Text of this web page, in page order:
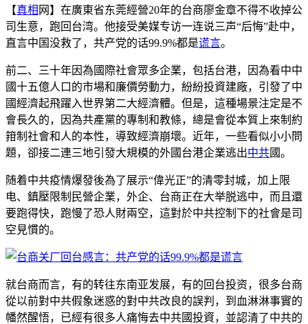
【真相 网】在廣東省东莞經營20年的台商廖金章不得不收掉公
司生意，跑回台湾。他接受美媒专访一连说三声“后悔”赴中，
直言中国没救了，共产党的话99.9%都是谎言。
前二、三十年因為國際社會眾多企業，包括台港，因為看中中
國十五億人口的市場和廉價勞動力，紛紛投資建廠，引發了中
國經濟起飛躍入世界第二大經濟體。但是，這種場景注定是不
會長久的，因為共產黨的專制和教條，總是會從本質上來制約
箝制社會和人的本性，導致經濟崩壞。近年，一些看似小小問
題，卻接二連三地引發大規模的外國台港企業逃出中共國。
随着中共疫情爆發後為了展示“偉光正”的清零封城，加上限
电、鎮壓限制民營企業，外企、台商正在大举脱逃中，而且還
要跑得快，跑慢了恐人財兩空，這對於中共控制下的社會是司
空見慣的。
就台商而言，有的转往东南亚发展，有的回台投资，很多台商
從以前對中共假象迷惑的對中共改良的誤判，到血淋淋事實的
幡然醒悟，已經有很多人痛悔去中共國投資，並認清了中共的